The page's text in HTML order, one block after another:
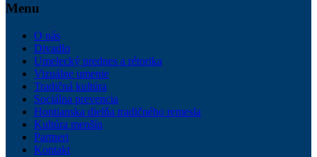
Menu
O nás
Divadlo
Umelecký prednes a rétorika
Vizuálne umenie
Tradičná kultúra
Sociálna prevencia
Hontianska dielňa tradičného remesla
Kultúra menšín
Partneri
Kontakt